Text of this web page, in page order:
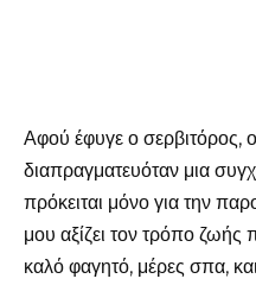
Αφού έφυγε ο σερβιτόρος,
διαπραγματευόταν μια
πρόκειται μόνο για την
μου αξίζει τον τρόπο ζωής
καλό φαγητό, μέρες σπα,